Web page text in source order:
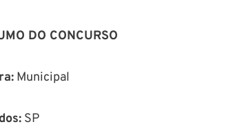
DO CONCURSO
Municipal
SP